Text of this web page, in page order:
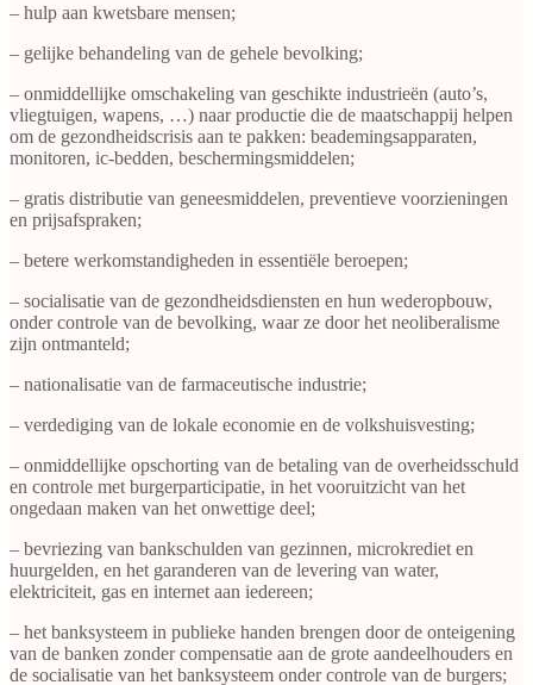
– hulp aan kwetsbare mensen;
– gelijke behandeling van de gehele bevolking;
– onmiddellijke omschakeling van geschikte industrieën (auto’s,
vliegtuigen, wapens, …) naar productie die de maatschappij helpen
om de gezondheidscrisis aan te pakken: beademingsapparaten,
monitoren, ic-bedden, beschermingsmiddelen;
– gratis distributie van geneesmiddelen, preventieve voorzieningen
en prijsafspraken;
– betere werkomstandigheden in essentiële beroepen;
– socialisatie van de gezondheidsdiensten en hun wederopbouw,
onder controle van de bevolking, waar ze door het neoliberalisme
zijn ontmanteld;
– nationalisatie van de farmaceutische industrie;
– verdediging van de lokale economie en de volkshuisvesting;
– onmiddellijke opschorting van de betaling van de overheidsschuld
en controle met burgerparticipatie, in het vooruitzicht van het
ongedaan maken van het onwettige deel;
– bevriezing van bankschulden van gezinnen, microkrediet en
huurgelden, en het garanderen van de levering van water,
elektriciteit, gas en internet aan iedereen;
– het banksysteem in publieke handen brengen door de onteigening
van de banken zonder compensatie aan de grote aandeelhouders en
de socialisatie van het banksysteem onder controle van de burgers;